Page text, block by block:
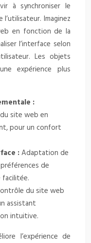
à synchroniser le
Imaginez
en fonction de la
l’interface selon
Les objets
expérience plus
:
site web en
pour un confort
:Adaptation de
de
facilitée.
du site web
assistant
intuitive.
l’expérience de